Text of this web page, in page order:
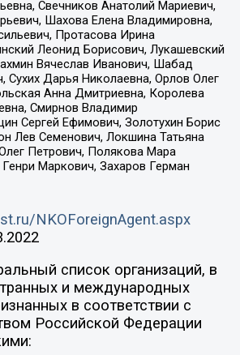
Свечников Анатолий Мариевич,
Шахова Елена Владимировна,
Протасова Ирина
Леонид Борисович, Лукашевский
Вячеслав Иванович, Шабад
Сухих Дарья Николаевна, Орлов Олег
Анна Дмитриевна, Королева
Смирнов Владимир
Сергей Ефимович, Золотухин Борис
Лев Семенович, Локшина Татьяна
Петрович, Полякова Мара
Маркович, Захаров Герман
NKOForeignAgent.aspx
список организаций, в
и международных
в соответствии с
Российской Федерации